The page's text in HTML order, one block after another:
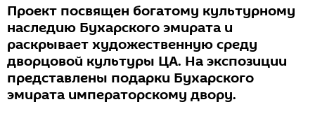
Проект посвящен богатому культурному
наследию Бухарского эмирата и
раскрывает художественную среду
дворцовой культуры ЦА. На экспозиции
представлены подарки Бухарского
эмирата императорскому двору.